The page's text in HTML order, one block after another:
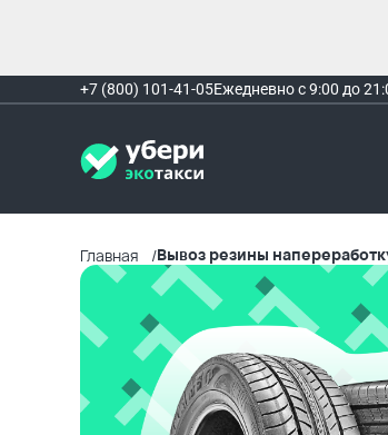
+7 (800) 101-41-05Ежедневно с 9:00 до
Главная Вывоз резины